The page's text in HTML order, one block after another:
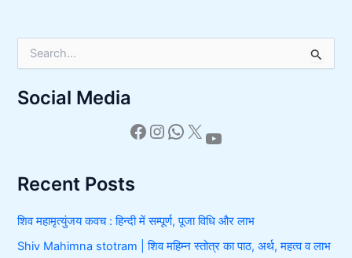
e
r
r
:
Social Media
Recent Posts
शिव महामृत्युंजय कवच : हिन्दी में सम्पूर्ण, पूजा विधि और लाभ
Shiv Mahimna stotram | शिव महिम्न स्तोत्र का पाठ, अर्थ, महत्व व लाभ